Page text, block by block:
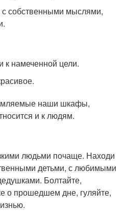
собственными мыслями,
к намеченной цели.
наши шкафы,
и к людям.
людьми почаще. Находи
детьми, с любимыми
Болтайте,
о прошедшем дне, гуляйте,